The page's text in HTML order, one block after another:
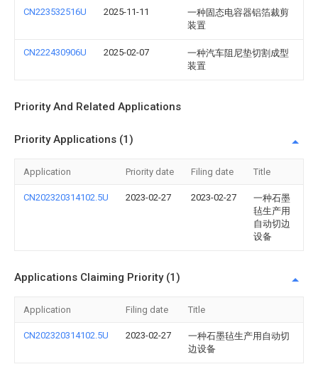
CN223532516U 2025-11-11
一种固态电容器铝箔裁剪
装置
CN222430906U 2025-02-07
一种汽车阻尼垫切割成型
装置
Priority And Related Applications
Priority Applications (1)
Application Priority date Filing date Title
CN202320314102.5U 2023-02-27 2023-02-27
一种石墨
毡生产用
自动切边
设备
Applications Claiming Priority (1)
Application Filing date Title
CN202320314102.5U 2023-02-27
一种石墨毡生产用自动切
边设备